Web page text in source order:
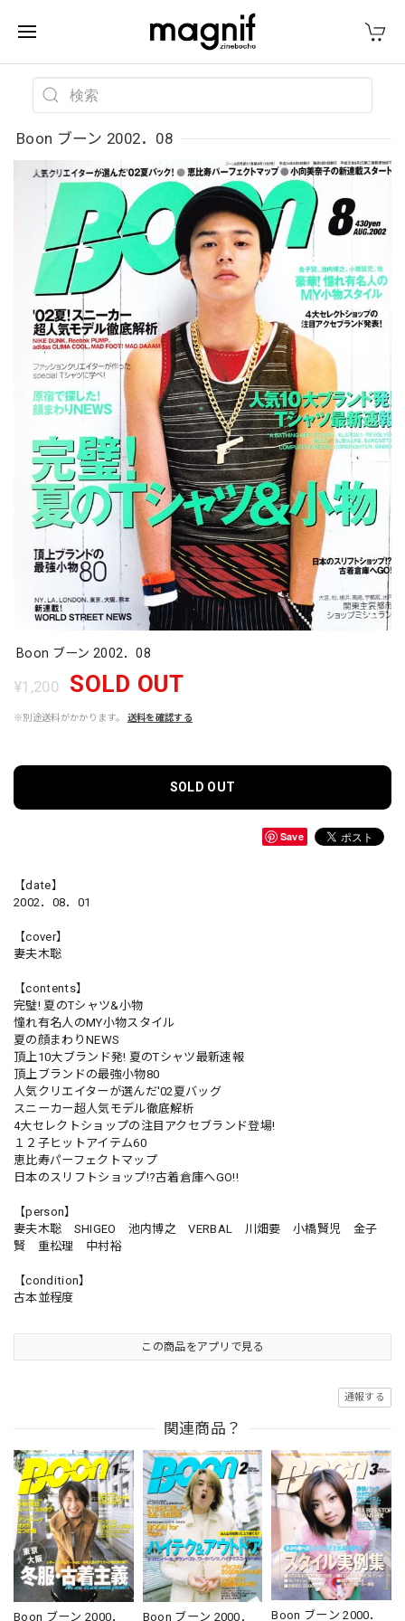
Boon ブーン 2002．08
Boon ブーン 2002．08
¥1,200 SOLD OUT
※別途送料がかかります。 送料を確認する
SOLD OUT
Save
【date】
2002．08．01
【cover】
妻夫木聡
【contents】
完璧! 夏のTシャツ&小物
憧れ有名人のMY小物スタイル
夏の顔まわりNEWS
頂上10大ブランド発! 夏のTシャツ最新速報
頂上ブランドの最強小物80
人気クリエイターが選んだ'02夏バッグ
スニーカー超人気モデル徹底解析
4大セレクトショップの注目アクセブランド登場!
１２子ヒットアイテム60
恵比寿パーフェクトマップ
日本のスリフトショップ!?古着倉庫へGO!!
【person】
妻夫木聡 SHIGEO 池内博之 VERBAL 川畑要 小橋賢児 金子
賢 重松理 中村裕
【condition】
古本並程度
この商品をアプリで見る
通報する
関連商品？
Boon ブーン 2000． Boon ブーン 2000． Boon ブーン 2000．